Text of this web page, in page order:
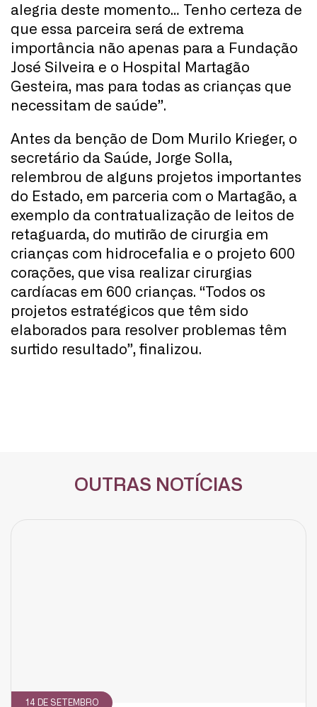
alegria deste momento… Tenho certeza de
que essa parceira será de extrema
importância não apenas para a Fundação
José Silveira e o Hospital Martagão
Gesteira, mas para todas as crianças que
necessitam de saúde”.
Antes da benção de Dom Murilo Krieger, o
secretário da Saúde, Jorge Solla,
relembrou de alguns projetos importantes
do Estado, em parceria com o Martagão, a
exemplo da contratualização de leitos de
retaguarda, do mutirão de cirurgia em
crianças com hidrocefalia e o projeto 600
corações, que visa realizar cirurgias
cardíacas em 600 crianças. “Todos os
projetos estratégicos que têm sido
elaborados para resolver problemas têm
surtido resultado”, finalizou.
OUTRAS NOTÍCIAS
14 DE SETEMBRO